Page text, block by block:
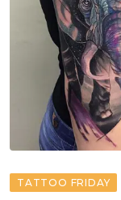
TATTOO FRIDAY